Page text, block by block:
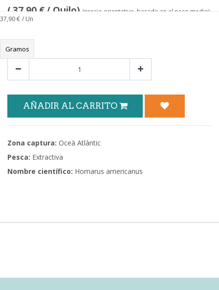
(37,90 € / Quilo)
37,90€ / Un
(precio orientativo, basado en el peso medio)
Gramos
AÑADIR AL CARRITO
Zona captura: Oceà Atlàntic
Pesca: Extractiva
Nombre científico: Homarus americanus